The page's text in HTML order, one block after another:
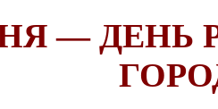
— ДЕНЬ